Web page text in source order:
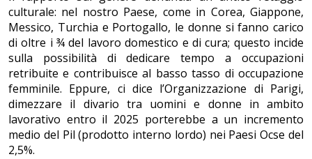
culturale: nel nostro Paese, come in Corea, Giappone,
Messico, Turchia e Portogallo, le donne si fanno carico
di oltre i ¾ del lavoro domestico e di cura; questo incide
sulla possibilità di dedicare tempo a occupazioni
retribuite e contribuisce al basso tasso di occupazione
femminile. Eppure, ci dice l’Organizzazione di Parigi,
dimezzare il divario tra uomini e donne in ambito
lavorativo entro il 2025 porterebbe a un incremento
medio del Pil (prodotto interno lordo) nei Paesi Ocse del
2,5%.